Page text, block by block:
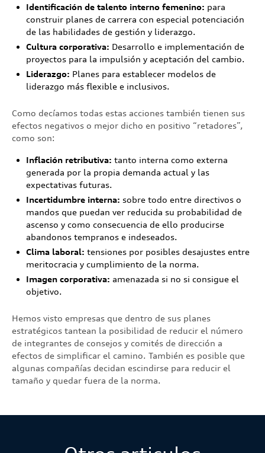
Identificación de talento interno femenino: para
construir planes de carrera con especial potenciación
de las habilidades de gestión y liderazgo.
Cultura corporativa: Desarrollo e implementación de
proyectos para la impulsión y aceptación del cambio.
Liderazgo: Planes para establecer modelos de
liderazgo más flexible e inclusivos.
Como decíamos todas estas acciones también tienen sus
efectos negativos o mejor dicho en positivo “retadores”,
como son:
Inflación retributiva: tanto interna como externa
generada por la propia demanda actual y las
expectativas futuras.
Incertidumbre interna: sobre todo entre directivos o
mandos que puedan ver reducida su probabilidad de
ascenso y como consecuencia de ello producirse
abandonos tempranos e indeseados.
Clima laboral: tensiones por posibles desajustes entre
meritocracia y cumplimiento de la norma.
Imagen corporativa: amenazada si no si consigue el
objetivo.
Hemos visto empresas que dentro de sus planes
estratégicos tantean la posibilidad de reducir el número
de integrantes de consejos y comités de dirección a
efectos de simplificar el camino. También es posible que
algunas compañías decidan escindirse para reducir el
tamaño y quedar fuera de la norma.